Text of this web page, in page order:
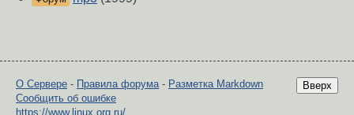
Вверх
О Сервере - Правила форума- Разметка Markdown
Сообщить об ошибке
https://www.linux.org.ru/